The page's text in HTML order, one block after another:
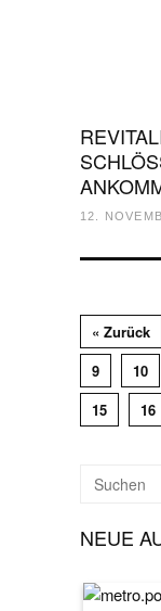
12.
« Zurück
9
10
15
16
NEUE